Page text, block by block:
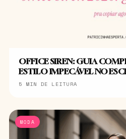
OFFICE SIREN: GUIA
ESTILO IMPECÁVEL NO
5 MIN DE LEITURA
MODA